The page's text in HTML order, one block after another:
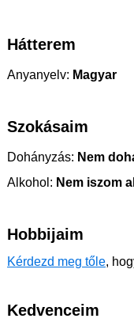
Hátterem
Anyanyelv: Magyar
Szokásaim
Dohányzás: Nem
Alkohol: Nem iszom
Hobbijaim
Kérdezd meg tőle,
Kedvenceim